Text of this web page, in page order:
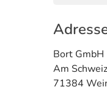
Bort GmbH
Am
71384